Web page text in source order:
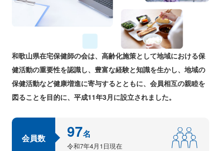
和歌山県在宅保健師の会は、高齢化施策として地域における保
健活動の重要性を認識し、豊富な経験と知識を生かし、地域の
保健活動など健康増進に寄与するとともに、会員相互の親睦を
図ることを目的に、平成11年3月に設立されました。
会員数 97名
令和7年4月1日現在